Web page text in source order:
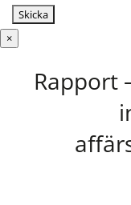
×
Rapport